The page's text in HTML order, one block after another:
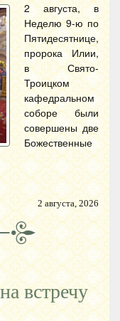
2 августа, в
Неделю 9-ю по
Пятидесятнице,
пророка Илии,
в Свято-
Троицком
кафедральном
соборе были
совершены две
Божественные
2 августа, 2026
встречу